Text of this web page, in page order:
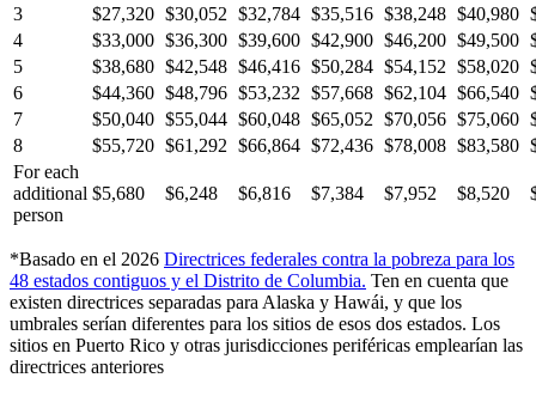
3
$27,320 $30,052 $32,784 $35,516 $38,248 $40,980
4
$33,000 $36,300 $39,600 $42,900 $46,200 $49,500
5
$38,680 $42,548 $46,416 $50,284 $54,152 $58,020
6
$44,360 $48,796 $53,232 $57,668 $62,104 $66,540
7
$50,040 $55,044 $60,048 $65,052 $70,056 $75,060
8
$55,720 $61,292 $66,864 $72,436 $78,008 $83,580
For each
additional
person
$5,680 $6,248 $6,816 $7,384 $7,952 $8,520
*Basado en el 2026 Directrices federales contra la pobreza para los
48 estados contiguos y el Distrito de Columbia. Ten en cuenta que
existen directrices separadas para Alaska y Hawái, y que los
umbrales serían diferentes para los sitios de esos dos estados. Los
sitios en Puerto Rico y otras jurisdicciones periféricas emplearían las
directrices anteriores